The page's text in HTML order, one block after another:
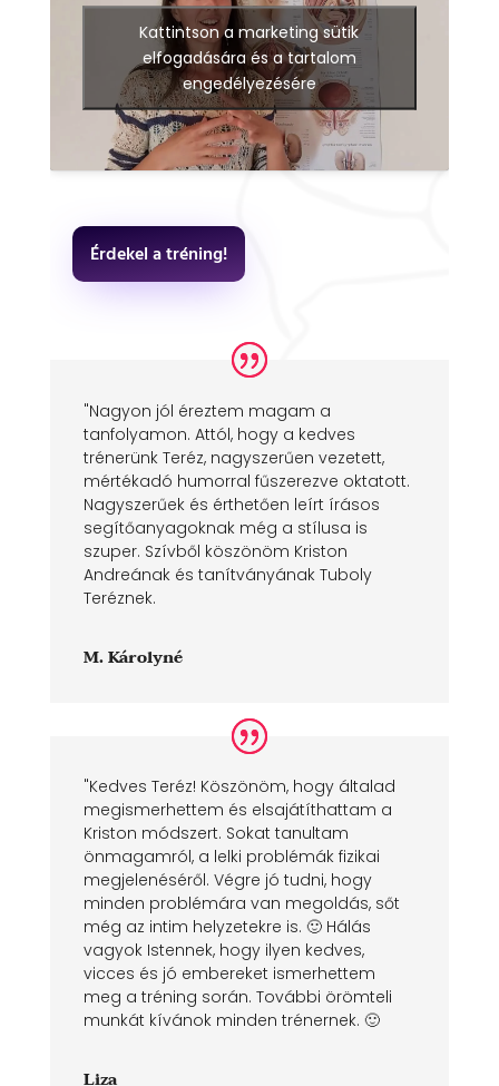
Kattintson a marketing sütik
elfogadására és a tartalom
engedélyezésére
Érdekel a tréning!
"Nagyon jól éreztem magam a
tanfolyamon. Attól, hogy a kedves
trénerünk Teréz, nagyszerűen vezetett,
mértékadó humorral fűszerezve oktatott.
Nagyszerűek és érthetően leírt írásos
segítőanyagoknak még a stílusa is
szuper. Szívből köszönöm Kriston
Andreának és tanítványának Tuboly
Teréznek.
M. Károlyné
"Kedves Teréz! Köszönöm, hogy általad
megismerhettem és elsajátíthattam a
Kriston módszert. Sokat tanultam
önmagamról, a lelki problémák fizikai
megjelenéséről. Végre jó tudni, hogy
minden problémára van megoldás, sőt
még az intim helyzetekre is. 🙂 Hálás
vagyok Istennek, hogy ilyen kedves,
vicces és jó embereket ismerhettem
meg a tréning során. További örömteli
munkát kívánok minden trénernek. 🙂
Liza